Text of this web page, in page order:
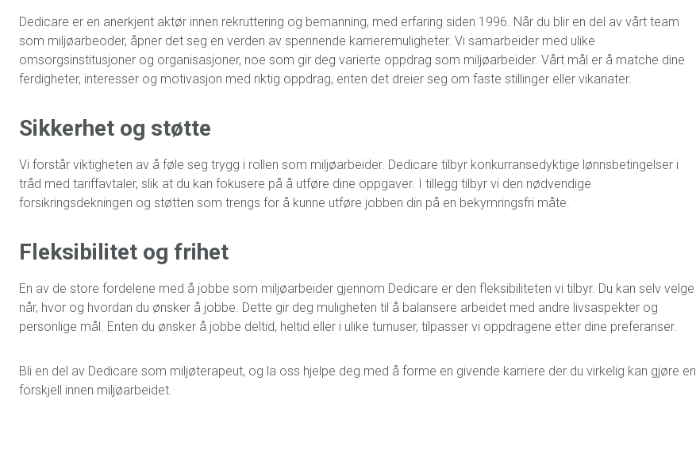
Dedicare er en anerkjent aktør innen rekruttering og bemanning, med erfaring siden 1996. Når du blir en del av vårt team
som miljøarbeoder, åpner det seg en verden av spennende karrieremuligheter. Vi samarbeider med ulike
omsorgsinstitusjoner og organisasjoner, noe som gir deg varierte oppdrag som miljøarbeider. Vårt mål er å matche dine
ferdigheter, interesser og motivasjon med riktig oppdrag, enten det dreier seg om faste stillinger eller vikariater.
Sikkerhet og støtte
Vi forstår viktigheten av å føle seg trygg i rollen som miljøarbeider. Dedicare tilbyr konkurransedyktige lønnsbetingelser i
tråd med tariffavtaler, slik at du kan fokusere på å utføre dine oppgaver. I tillegg tilbyr vi den nødvendige
forsikringsdekningen og støtten som trengs for å kunne utføre jobben din på en bekymringsfri måte.
Fleksibilitet og frihet
En av de store fordelene med å jobbe som miljøarbeider gjennom Dedicare er den fleksibiliteten vi tilbyr. Du kan selv velge
når, hvor og hvordan du ønsker å jobbe. Dette gir deg muligheten til å balansere arbeidet med andre livsaspekter og
personlige mål. Enten du ønsker å jobbe deltid, heltid eller i ulike turnuser, tilpasser vi oppdragene etter dine preferanser.
Bli en del av Dedicare som miljøterapeut, og la oss hjelpe deg med å forme en givende karriere der du virkelig kan gjøre en
forskjell innen miljøarbeidet.